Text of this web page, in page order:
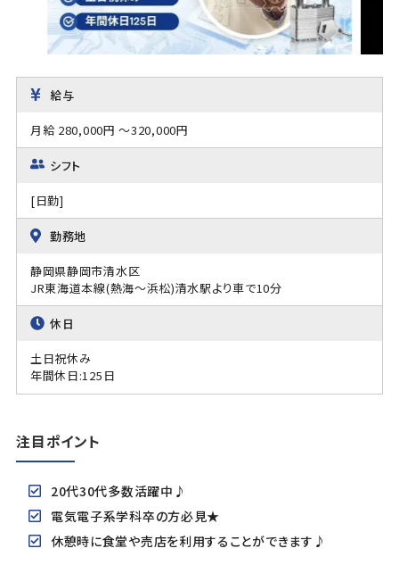
給与
月給 280,000円 ～320,000円
シフト
[日勤]
勤務地
静岡県静岡市清水区
JR東海道本線(熱海～浜松)清水駅より車で10分
休日
土日祝休み
年間休日:125日
注目ポイント
20代30代多数活躍中♪
電気電子系学科卒の方必見★
休憩時に食堂や売店を利用することができます♪